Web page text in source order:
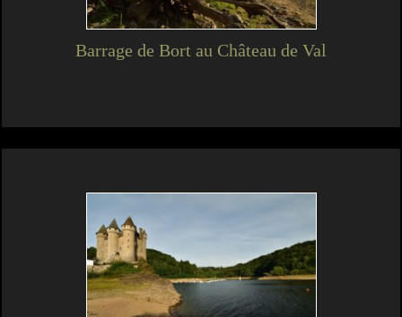
Barrage de Bort au Château de Val